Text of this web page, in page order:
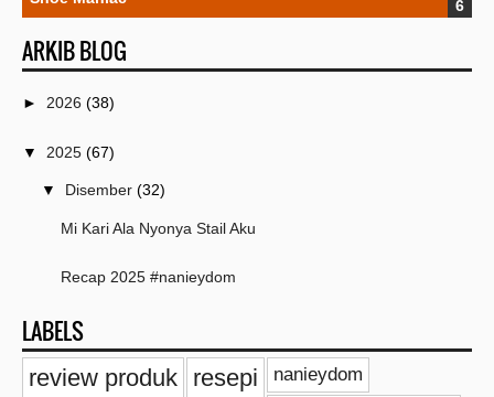
ARKIB BLOG
► 2026 (38)
▼ 2025 (67)
▼ Disember (32)
Mi Kari Ala Nyonya Stail Aku
Recap 2025 #nanieydom
Jalan Jalan Kat MyTown
Suka Duka 2025
LABELS
review produk resepi nanieydom